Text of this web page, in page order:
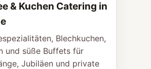
& Kuchen Catering in
Blechkuchen,
und süße Buffets für
Jubiläen und private